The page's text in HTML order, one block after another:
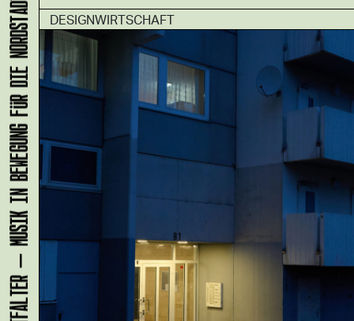
DESIGNWIRTSCHAFT
KLANG-ENTFALTER – MUSIK IN BEWEGUNG FÜR DIE NORDSTADT